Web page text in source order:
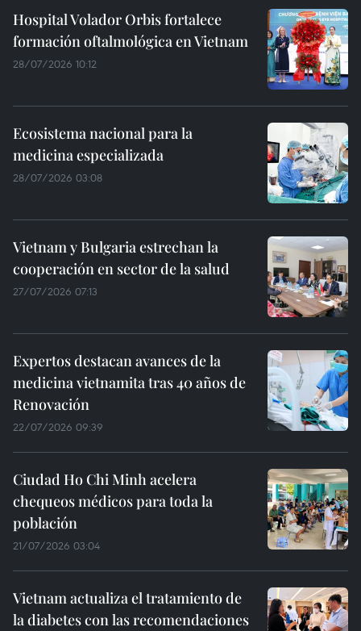
Hospital Volador Orbis fortalece
formación oftalmológica en Vietnam
28/07/2026 10:12
Ecosistema nacional para la
medicina especializada
28/07/2026 03:08
Vietnam y Bulgaria estrechan la
cooperación en sector de la salud
27/07/2026 07:13
Expertos destacan avances de la
medicina vietnamita tras 40 años de
Renovación
22/07/2026 09:39
Ciudad Ho Chi Minh acelera
chequeos médicos para toda la
población
21/07/2026 03:04
Vietnam actualiza el tratamiento de
la diabetes con las recomendaciones